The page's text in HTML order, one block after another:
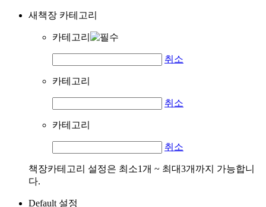
새책장 카테고리
카테고리
취소
카테고리
취소
카테고리
취소
책장카테고리 설정은 최소1개 ~ 최대3개까지 가능합니
다.
Default 설정